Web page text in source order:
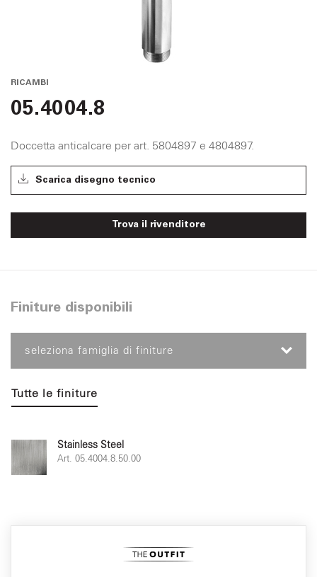
RICAMBI
05.4004.8
Doccetta anticalcare per art. 5804897 e 4804897.
Scarica disegno tecnico
Trova il rivenditore
Finiture disponibili
seleziona famiglia di finiture
Tutte le finiture
Stainless Steel
Art. 05.4004.8.50.00